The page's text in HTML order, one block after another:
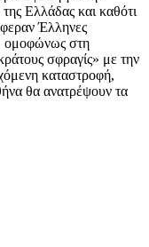
Ελλάδας και καθότι
Έλληνες
ομοφώνως στη
σφραγίς» με την
καταστροφή,
θα ανατρέψουν τα